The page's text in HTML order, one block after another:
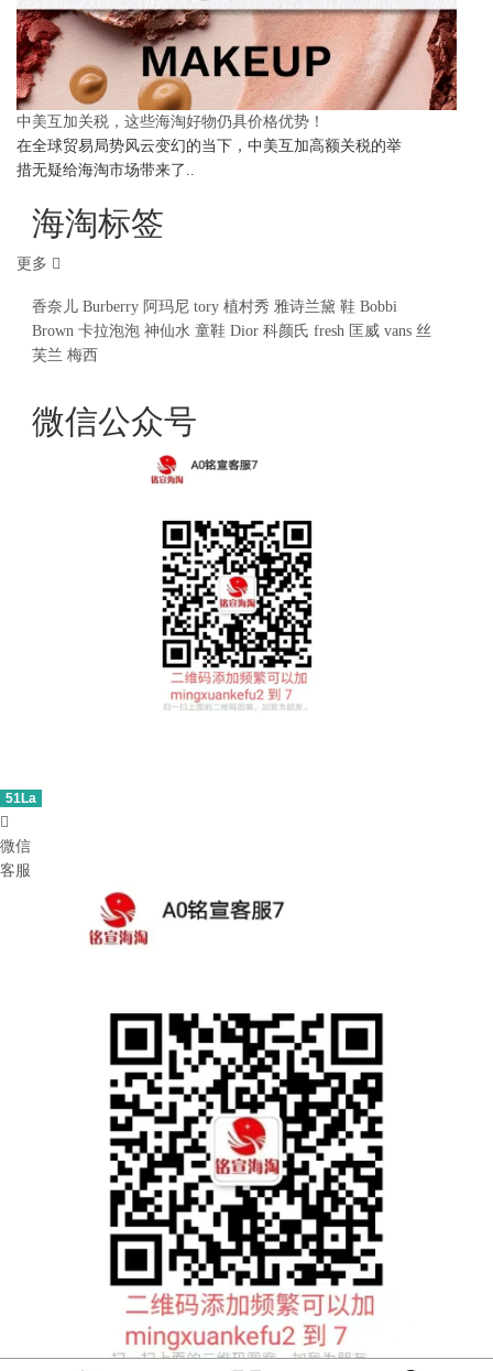
中美互加关税，这些海淘好物仍具价格优势！
在全球贸易局势风云变幻的当下，中美互加高额关税的举
措无疑给海淘市场带来了..
海淘标签
更多
香奈儿 Burberry 阿玛尼 tory 植村秀 雅诗兰黛 鞋 Bobbi
Brown 卡拉泡泡 神仙水 童鞋 Dior 科颜氏 fresh 匡威 vans 丝
芙兰 梅西
微信公众号
51La

微信
客服